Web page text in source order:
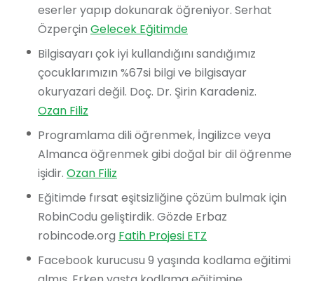
eserler yapıp dokunarak öğreniyor. Serhat
Özperçin Gelecek Eğitimde
Bilgisayarı çok iyi kullandığını sandığımız
çocuklarımızın %67si bilgi ve bilgisayar
okuryazari değil. Doç. Dr. Şirin Karadeniz.
Ozan Filiz
Programlama dili öğrenmek, İngilizce veya
Almanca öğrenmek gibi doğal bir dil öğrenme
işidir. Ozan Filiz
Eğitimde fırsat eşitsizliğine çözüm bulmak için
RobinCodu geliştirdik. Gözde Erbaz
robincode.org Fatih Projesi ETZ
Facebook kurucusu 9 yaşında kodlama eğitimi